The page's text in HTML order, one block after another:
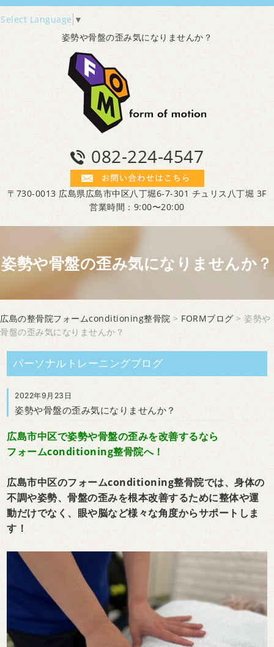
Select Language ▼
姿勢や骨盤の歪み気になりませんか？
082-224-4547
〒730-0013 広島県広島市中区八丁堀6-7-301 チュリス八丁堀 3F
営業時間：9:00〜20:00
姿勢や骨盤の歪み気になりませんか？
広島の整骨院フォームconditioning整骨院 > FORMブログ > 姿勢や
骨盤の歪み気になりませんか？
パーソナルトレーニングブログ
2022年9月23日
姿勢や骨盤の歪み気になりませんか？
広島市中区で姿勢や骨盤の歪みを改善するなら
フォームconditioning整骨院へ！
広島市中区のフォームconditioning整骨院では、身体の
不調や姿勢、骨盤の歪みを根本改善するために整体や運
動だけでなく、眼や脳など様々な角度からサポートしま
す！